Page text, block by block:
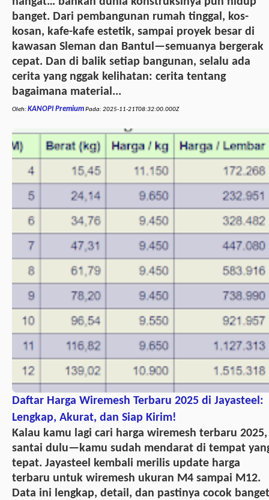
banget. Dari pembangunan rumah tinggal, kos-
kosan, kafe-kafe estetik, sampai proyek besar di
kawasan Sleman dan Bantul—semuanya bergerak
cepat. Dan di balik setiap bangunan, selalu ada
cerita yang nggak kelihatan: cerita tentang
bagaimana material...
Oleh:KANOPI PremiumPada:2025-11-21T08:32:00.000Z
Daftar Harga Wiremesh Terbaru 2025 di Jayasteel:
Lengkap, Akurat, dan Siap Kirim!
Kalau kamu lagi cari harga wiremesh terbaru 2025,
santai dulu—kamu sudah mendarat di tempat
tepat. Jayasteel kembali merilis update harga
terbaru untuk wiremesh ukuran M4 sampai M12.
Data ini lengkap, detail, dan pastinya cocok banget